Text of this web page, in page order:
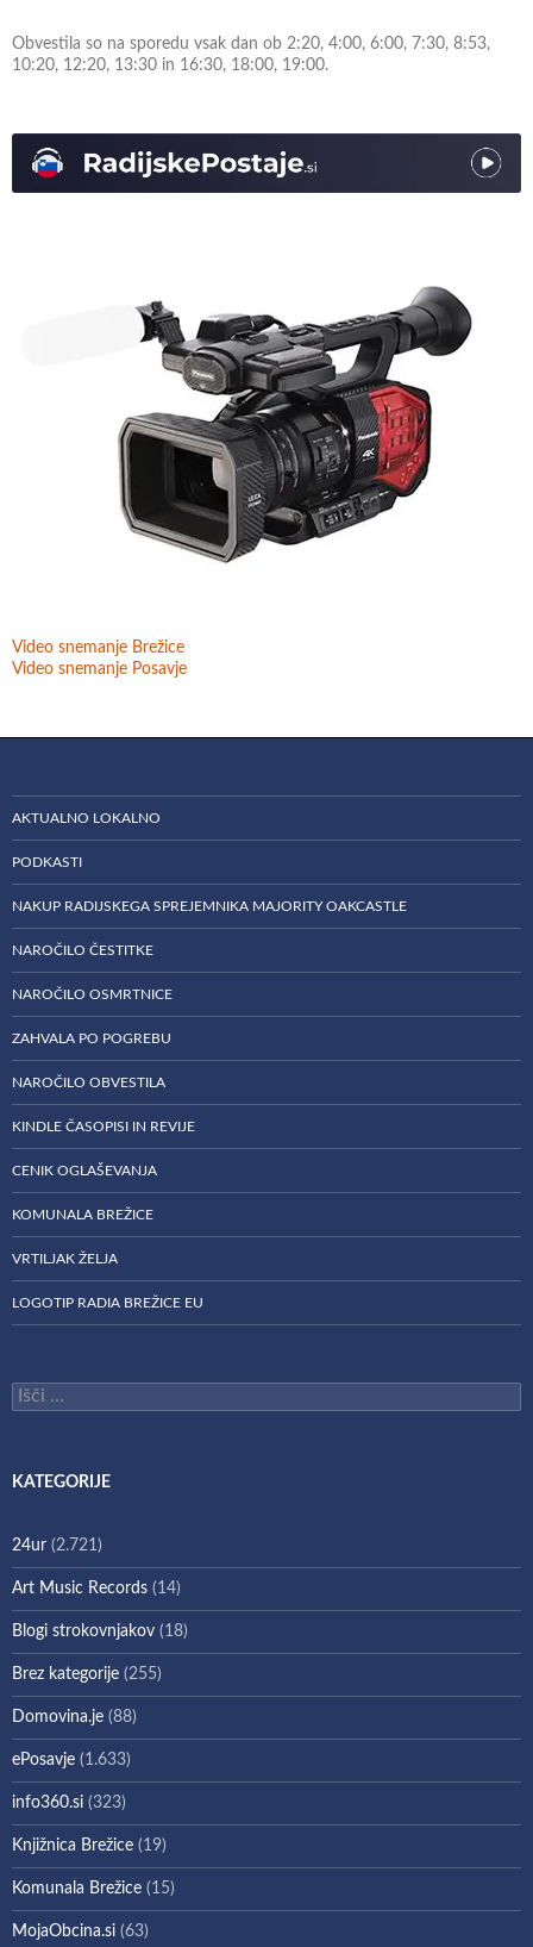
Obvestila so na sporedu vsak dan ob 2:20, 4:00, 6:00, 7:30, 8:53,
10:20, 12:20, 13:30 in 16:30, 18:00, 19:00.
Video snemanje Brežice
Video snemanje Posavje
AKTUALNO LOKALNO
PODKASTI
NAKUP RADIJSKEGA SPREJEMNIKA MAJORITY OAKCASTLE
NAROČILO ČESTITKE
NAROČILO OSMRTNICE
ZAHVALA PO POGREBU
NAROČILO OBVESTILA
KINDLE ČASOPISI IN REVIJE
CENIK OGLAŠEVANJA
KOMUNALA BREŽICE
VRTILJAK ŽELJA
LOGOTIP RADIA BREŽICE EU
Išči:
KATEGORIJE
24ur (2.721)
Art Music Records (14)
Blogi strokovnjakov (18)
Brez kategorije (255)
Domovina.je (88)
ePosavje (1.633)
info360.si (323)
Knjižnica Brežice (19)
Komunala Brežice (15)
MojaObcina.si (63)